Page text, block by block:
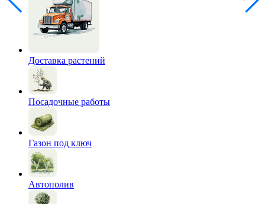
Доставка растений
Посадочные работы
Газон под ключ
Автополив